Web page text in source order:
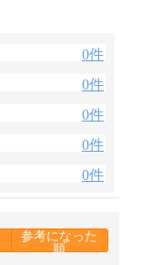
0件
0件
0件
0件
0件
参考になった
順